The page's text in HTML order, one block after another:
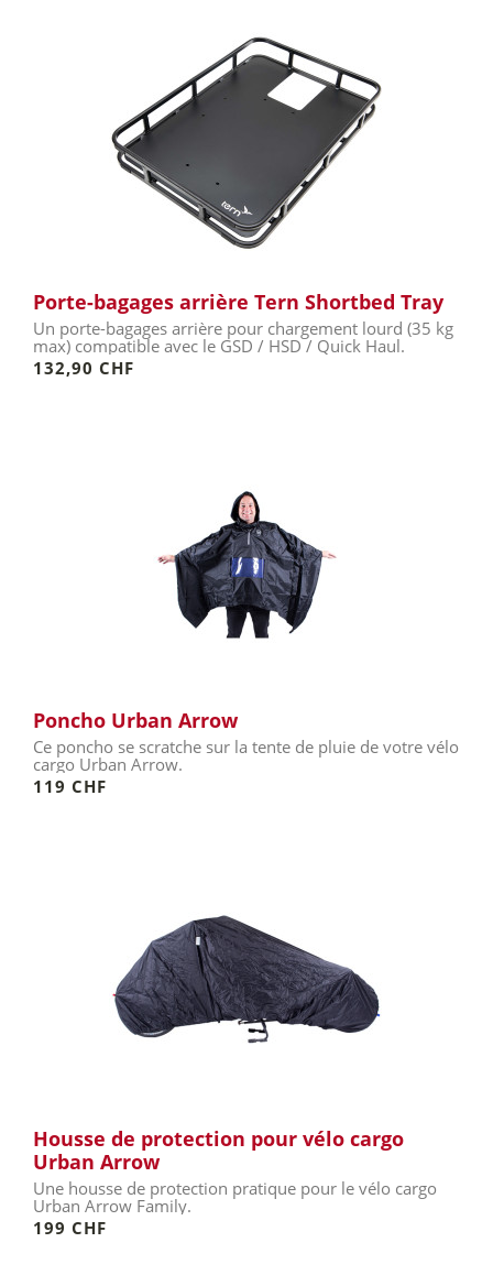
Porte-bagages arrière Tern Shortbed Tray
Un porte-bagages arrière pour chargement lourd (35 kg
max) compatible avec le GSD / HSD / Quick Haul.
132,90 CHF
Poncho Urban Arrow
Ce poncho se scratche sur la tente de pluie de votre vélo
cargo Urban Arrow.
119 CHF
Housse de protection pour vélo cargo
Urban Arrow
Une housse de protection pratique pour le vélo cargo
Urban Arrow Family.
199 CHF